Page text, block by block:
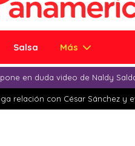
Salsa Más
en duda video de Naldy
relación con César Sánchez y